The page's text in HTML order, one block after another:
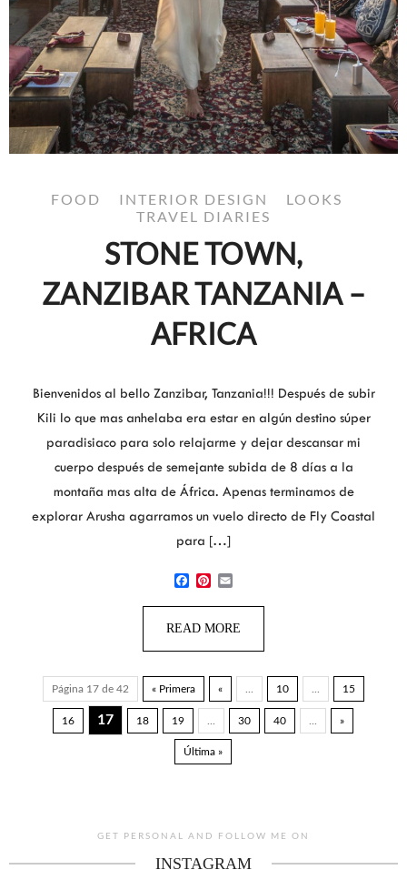
FOOD INTERIOR DESIGN
LOOKS
TRAVEL DIARIES
STONE TOWN,
ZANZIBAR TANZANIA –
AFRICA
Bienvenidos al bello Zanzibar, Tanzania!!! Después de subir
Kili lo que mas anhelaba era estar en algún destino súper
paradisiaco para solo relajarme y dejar descansar mi
cuerpo después de semejante subida de 8 días a la
montaña mas alta de África. Apenas terminamos de
explorar Arusha agarramos un vuelo directo de Fly Coastal
para […]
READ MORE
Página 17 de 42 « Primera « 10 15
16 17 18 19 30 40 »
Última »
GET PERSONAL AND FOLLOW ME ON
INSTAGRAM